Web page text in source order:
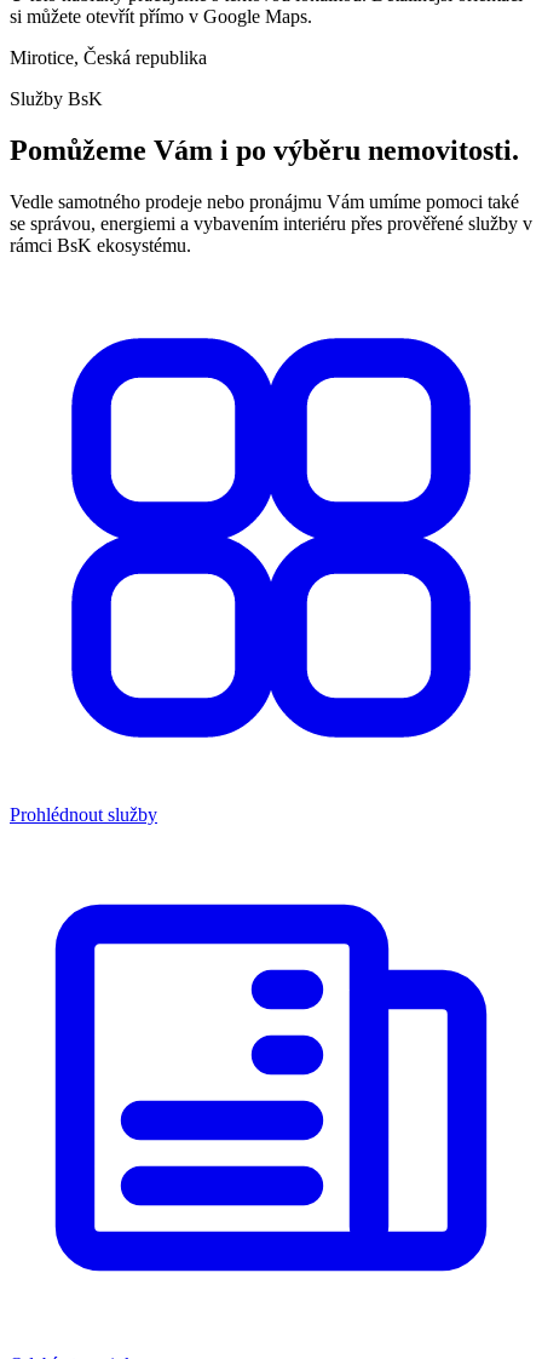
si můžete otevřít přímo v Google Maps.
Mirotice, Česká republika
Služby BsK
Pomůžeme Vám i po výběru nemovitosti.
Vedle samotného prodeje nebo pronájmu Vám umíme pomoci také
se správou, energiemi a vybavením interiéru přes prověřené služby v
rámci BsK ekosystému.
Prohlédnout služby